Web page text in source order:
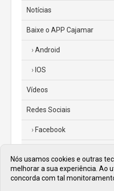
Notícias
Baixe o APP Cajamar
Android
IOS
Vídeos
Redes Sociais
Facebook
Twitter
Nós usamos cookies e outras
melhorar a sua experiência. Ao
concorda com tal